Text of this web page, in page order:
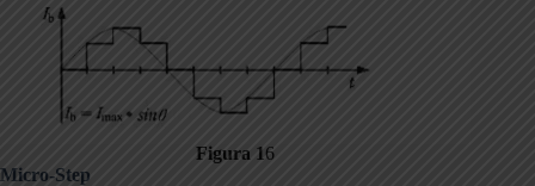
Figura 16
Micro-Step